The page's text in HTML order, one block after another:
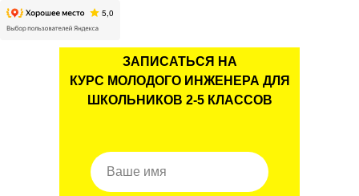
ЗАПИСАТЬСЯ НА
КУРС МОЛОДОГО ИНЖЕНЕРА ДЛЯ
ШКОЛЬНИКОВ 2-5 КЛАССОВ
Ваше имя